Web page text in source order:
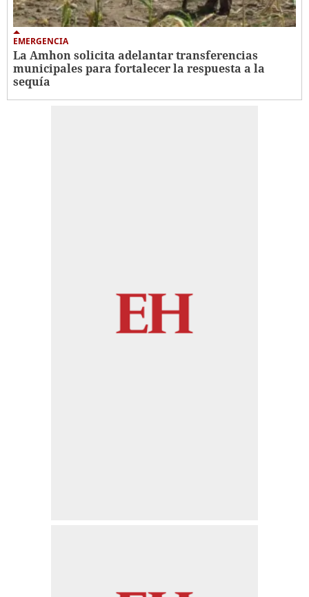
EMERGENCIA
La Amhon solicita adelantar transferencias
municipales para fortalecer la respuesta a la
sequía